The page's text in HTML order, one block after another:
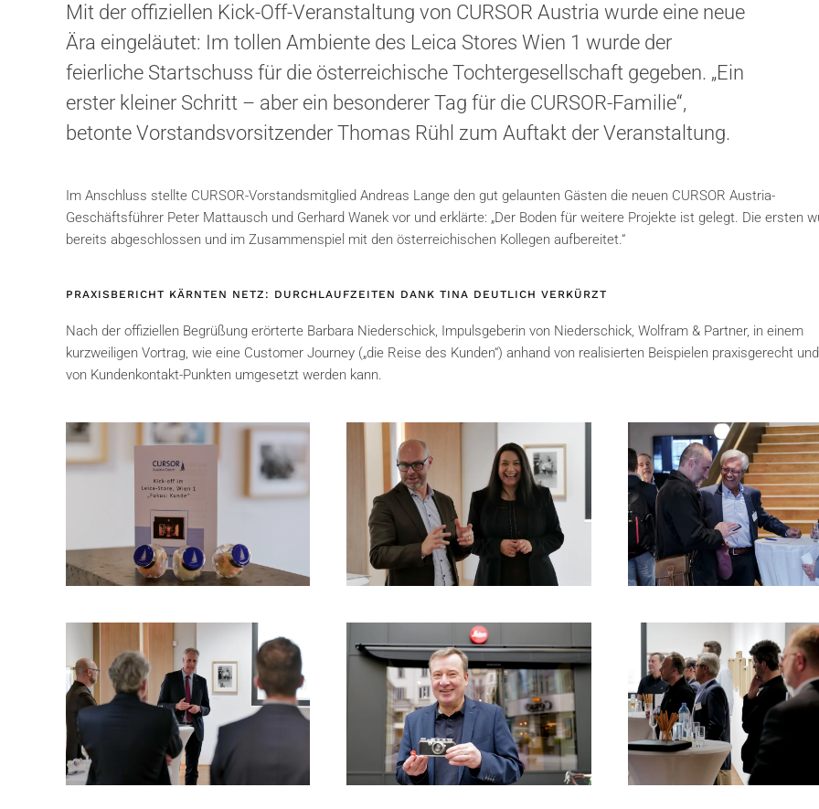
Mit der offiziellen Kick-Off-Veranstaltung von CURSOR Austria wurde eine neue
Ära eingeläutet: Im tollen Ambiente des Leica Stores Wien 1 wurde der
feierliche Startschuss für die österreichische Tochtergesellschaft gegeben. „Ein
erster kleiner Schritt – aber ein besonderer Tag für die CURSOR-Familie“,
betonte Vorstandsvorsitzender Thomas Rühl zum Auftakt der Veranstaltung.
Im Anschluss stellte CURSOR-Vorstandsmitglied Andreas Lange den gut gelaunten Gästen die neuen CURSOR Austria-
Geschäftsführer Peter Mattausch und Gerhard Wanek vor und erklärte: „Der Boden für weitere Projekte ist gelegt. Die ersten
bereits abgeschlossen und im Zusammenspiel mit den österreichischen Kollegen aufbereitet.“
PRAXISBERICHT KÄRNTEN NETZ: DURCHLAUFZEITEN DANK TINA DEUTLICH VERKÜRZT
Nach der offiziellen Begrüßung erörterte Barbara Niederschick, Impulsgeberin von Niederschick, Wolfram & Partner, in einem
kurzweiligen Vortrag, wie eine Customer Journey („die Reise des Kunden“) anhand von realisierten Beispielen praxisgerecht
von Kundenkontakt-Punkten umgesetzt werden kann.
Vorstandsvorsitzender Thomas
Rühl vor dem Leica Store